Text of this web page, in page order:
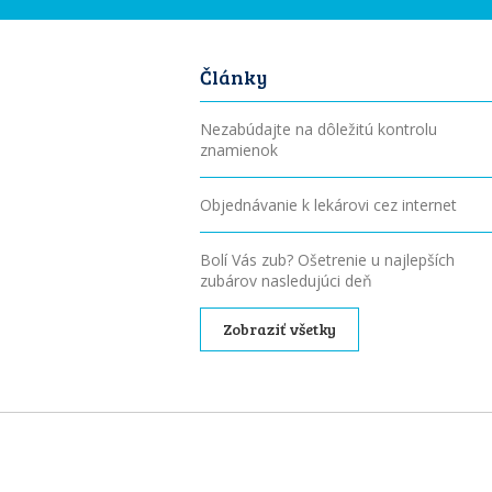
Články
Nezabúdajte na dôležitú kontrolu
znamienok
Objednávanie k lekárovi cez internet
Bolí Vás zub? Ošetrenie u najlepších
zubárov nasledujúci deň
Zobraziť všetky